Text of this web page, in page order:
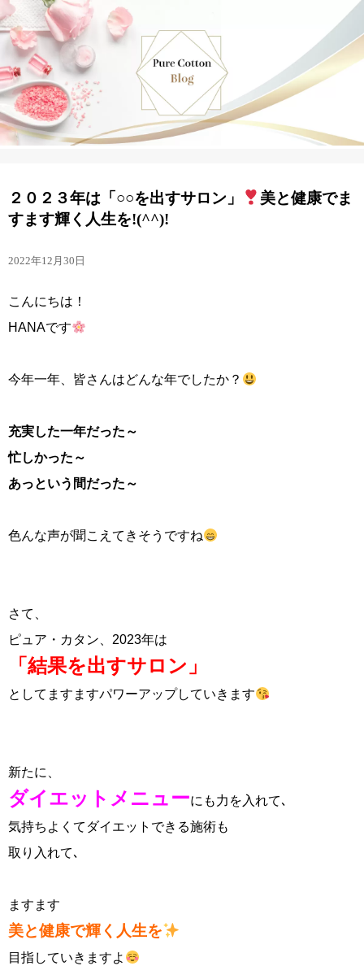
２０２３年は「○○を出すサロン」
美と健康でま
すます輝く人生を!(^^)!
2022年12月30日
こんにちは！
HANAです
今年一年、皆さんはどんな年でしたか？
充実した一年だった～
忙しかった～
あっという間だった～
色んな声が聞こえてきそうですね
さて、
ピュア・カタン、2023年は
「結果を出すサロン」
としてますますパワーアップしていきます
新たに、
ダイエットメニューにも力を入れて､
気持ちよくてダイエットできる施術も
取り入れて､
ますます
美と健康で輝く人生を
目指していきますよ